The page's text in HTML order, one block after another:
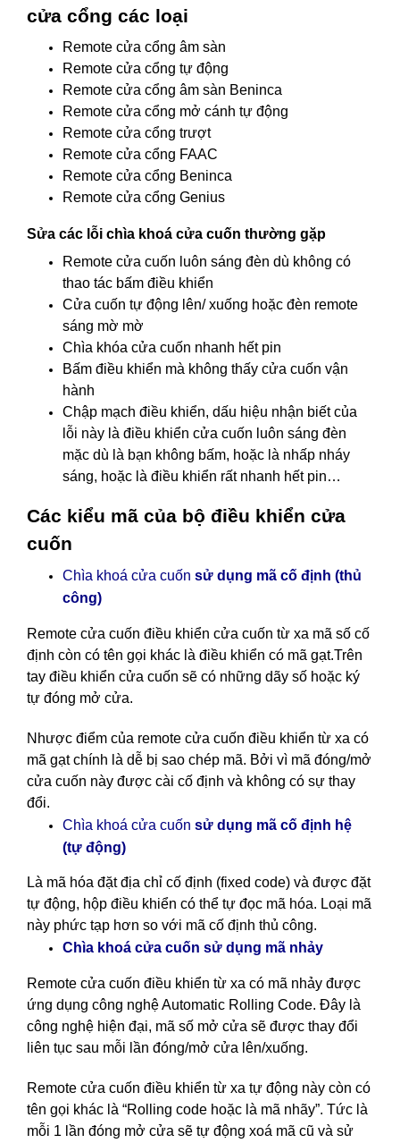
cửa cổng các loại
Remote cửa cổng âm sàn
Remote cửa cổng tự động
Remote cửa cổng âm sàn Beninca
Remote cửa cổng mở cánh tự động
Remote cửa cổng trượt
Remote cửa cổng FAAC
Remote cửa cổng Beninca
Remote cửa cổng Genius
Sửa các lỗi chìa khoá cửa cuốn thường gặp
Remote cửa cuốn luôn sáng đèn dù không có
thao tác bấm điều khiển
Cửa cuốn tự động lên/ xuống hoặc đèn remote
sáng mờ mờ
Chìa khóa cửa cuốn nhanh hết pin
Bấm điều khiển mà không thấy cửa cuốn vận
hành
Chập mạch điều khiển, dấu hiệu nhận biết của
lỗi này là điều khiển cửa cuốn luôn sáng đèn
mặc dù là bạn không bấm, hoặc là nhấp nháy
sáng, hoặc là điều khiển rất nhanh hết pin…
Các kiểu mã của bộ điều khiển cửa
cuốn
Chìa khoá cửa cuốn sử dụng mã cố định (thủ
công)
Remote cửa cuốn điều khiển cửa cuốn từ xa mã số cố
định còn có tên gọi khác là điều khiển có mã gạt.Trên
tay điều khiển cửa cuốn sẽ có những dãy số hoặc ký
tự đóng mở cửa.
Nhược điểm của remote cửa cuốn điều khiển từ xa có
mã gạt chính là dễ bị sao chép mã. Bởi vì mã đóng/mở
cửa cuốn này được cài cố định và không có sự thay
đổi.
Chìa khoá cửa cuốn sử dụng mã cố định hệ
(tự động)
Là mã hóa đặt địa chỉ cố định (fixed code) và được đặt
tự động, hộp điều khiển có thể tự đọc mã hóa. Loại mã
này phức tạp hơn so với mã cố định thủ công.
Chìa khoá cửa cuốn sử dụng mã nhảy
Remote cửa cuốn điều khiển từ xa có mã nhảy được
ứng dụng công nghệ Automatic Rolling Code. Đây là
công nghệ hiện đại, mã số mở cửa sẽ được thay đổi
liên tục sau mỗi lần đóng/mở cửa lên/xuống.
Remote cửa cuốn điều khiển từ xa tự động này còn có
tên gọi khác là “Rolling code hoặc là mã nhãy”. Tức là
mỗi 1 lần đóng mở cửa sẽ tự động xoá mã cũ và sử